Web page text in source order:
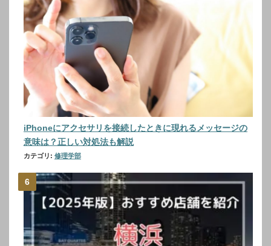
iPhoneにアクセサリを接続したときに現れるメッセージの
意味は？正しい対処法も解説
カテゴリ: 修理学部